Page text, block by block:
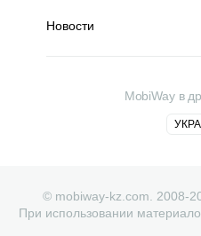
Новости
MobiWay в
© mobiway-kz.com. 2008-
При использовании